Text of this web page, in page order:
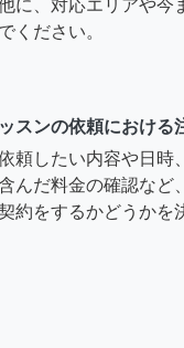
に、対応エリアや今
ください。
スンの依頼における
頼したい内容や日時
んだ料金の確認など
約をするかどうかを